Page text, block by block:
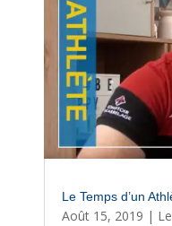
Le Temps d’un
Août 15, 2019 |